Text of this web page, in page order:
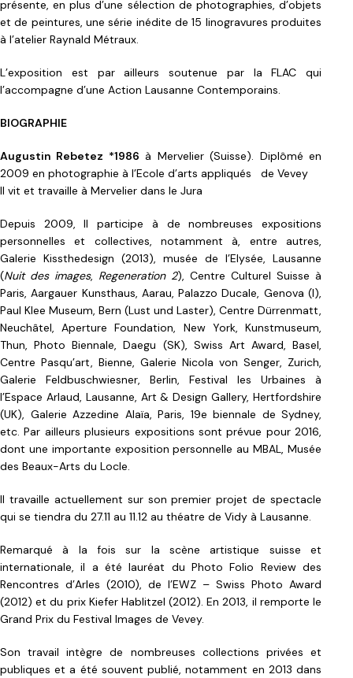
présente, en plus d’une sélection de photographies, d’objets
et de peintures, une série inédite de 15 linogravures produites
à l’atelier Raynald Métraux.
L’exposition est par ailleurs soutenue par la FLAC qui
l’accompagne d’une Action Lausanne Contemporains.
BIOGRAPHIE
Augustin Rebetez *1986 à Mervelier (Suisse). Diplômé en
2009 en photographie à l’Ecole d’arts appliqués de Vevey
Il vit et travaille à Mervelier dans le Jura
Depuis 2009, Il participe à de nombreuses expositions
personnelles et collectives, notamment à, entre autres,
Galerie Kissthedesign (2013), musée de l’Elysée, Lausanne
(Nuit des images, Regeneration 2), Centre Culturel Suisse à
Paris, Aargauer Kunsthaus, Aarau, Palazzo Ducale, Genova (I),
Paul Klee Museum, Bern (Lust und Laster), Centre Dürrenmatt,
Neuchâtel, Aperture Foundation, New York, Kunstmuseum,
Thun, Photo Biennale, Daegu (SK), Swiss Art Award, Basel,
Centre Pasqu’art, Bienne, Galerie Nicola von Senger, Zurich,
Galerie Feldbuschwiesner, Berlin, Festival les Urbaines à
l’Espace Arlaud, Lausanne, Art & Design Gallery, Hertfordshire
(UK), Galerie Azzedine Alaïa, Paris, 19e biennale de Sydney,
etc. Par ailleurs plusieurs expositions sont prévue pour 2016,
dont une importante exposition personnelle au MBAL, Musée
des Beaux-Arts du Locle.
Il travaille actuellement sur son premier projet de spectacle
qui se tiendra du 27.11 au 11.12 au théatre de Vidy à Lausanne.
Remarqué à la fois sur la scène artistique suisse et
internationale, il a été lauréat du Photo Folio Review des
Rencontres d’Arles (2010), de l’EWZ – Swiss Photo Award
(2012) et du prix Kiefer Hablitzel (2012). En 2013, il remporte le
Grand Prix du Festival Images de Vevey.
Son travail intègre de nombreuses collections privées et
publiques et a été souvent publié, notamment en 2013 dans